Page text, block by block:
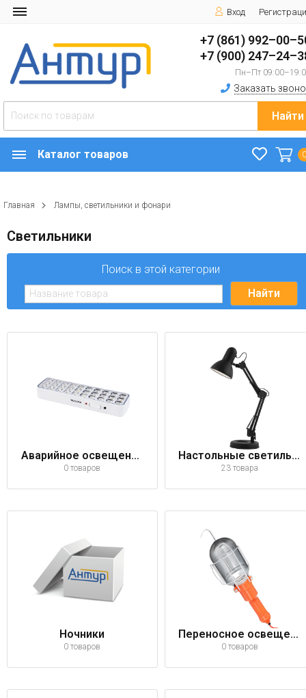
Вход
+7 (861)
+7 (900)
Пн–Пт
Заказать
Найти
Каталог товаров
Главная Лампы, светильники и фонари
Светильники
Поиск в этой категории
Аварийное освещение
0 товаров
Настольные светильники
23 товара
Ночники
0 товаров
Переносное освещение
0 товаров